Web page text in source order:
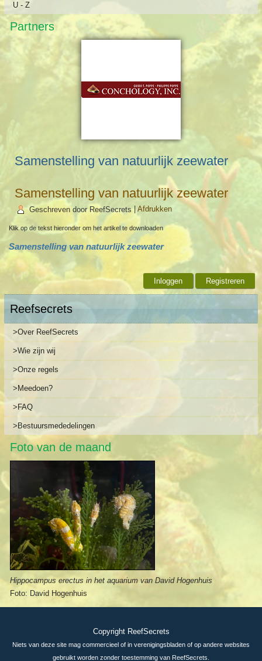
U - Z
Partners
Samenstelling van natuurlijk zeewater
Samenstelling van natuurlijk zeewater
Geschreven door ReefSecrets|Afdrukken
Klik op de tekst hieronder om het artikel te downloaden
Samenstelling van natuurlijk zeewater
Inloggen Registreren
Reefsecrets
>Over ReefSecrets
>Wie zijn wij
>Onze regels
>Meedoen?
>FAQ
>Bestuursmededelingen
Foto van de maand
Hippocampus erectus in het aquarium van David Hogenhuis
Foto: David Hogenhuis
Copyright ReefSecrets
Niets van deze site mag commercieel of in verenigingsbladen of op andere websites
gebruikt worden zonder toestemming van ReefSecrets.